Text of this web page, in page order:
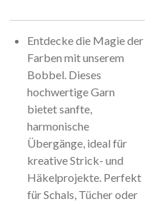
Entdecke die Magie der
Farben mit unserem
Bobbel. Dieses
hochwertige Garn
bietet sanfte,
harmonische
Übergänge, ideal für
kreative Strick- und
Häkelprojekte. Perfekt
für Schals, Tücher oder